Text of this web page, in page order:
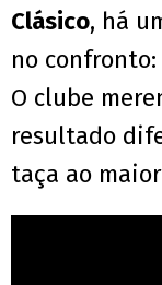
Clásico, há
no
O clube
resultado
taça ao